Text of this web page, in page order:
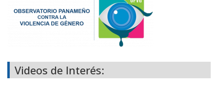
Videos de Interés: